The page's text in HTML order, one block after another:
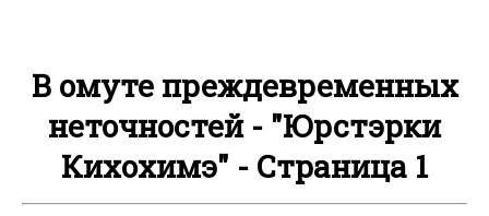
В омуте преждевременных
неточностей - "Юрстэрки
Кихохимэ" - Страница 1